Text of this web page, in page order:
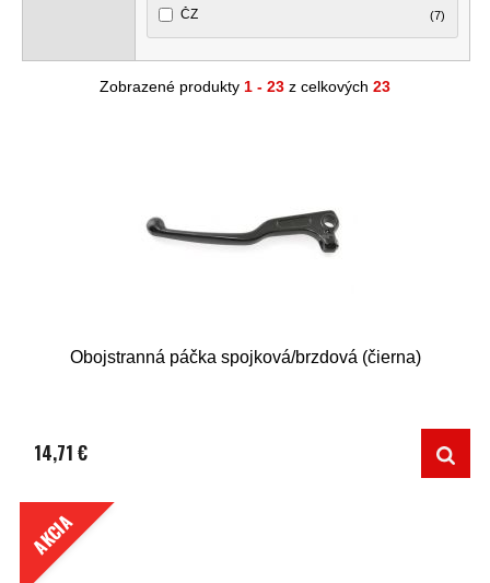
ČZ (7)
Zobrazené produkty 1 - 23 z celkových 23
Obojstranná páčka spojková/brzdová (čierna)
14,71 €
AKCIA